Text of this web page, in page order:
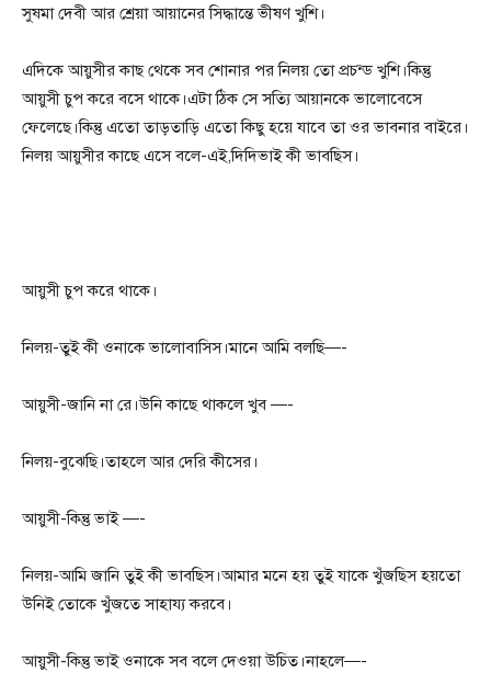
সুষমা দেবী আর শ্রেয়া আয়ানের সিদ্ধান্তে ভীষণ খুশি।
এদিকে আয়ুসীর কাছ থেকে সব শোনার পর নিলয় তো প্রচন্ড খুশি।কিন্তু
আয়ুসী চুপ করে বসে থাকে।এটা ঠিক সে সত্যি আয়ানকে ভালোবেসে
ফেলেছে।কিন্তু এতো তাড়তাড়ি এতো কিছু হয়ে যাবে তা ওর ভাবনার বাইরে।
নিলয় আয়ুসীর কাছে এসে বলে-এই,দিদিভাই কী ভাবছিস।
আয়ুসী চুপ করে থাকে।
নিলয়-তুই কী ওনাকে ভালোবাসিস।মানে আমি বলছি—-
আয়ুসী-জানি না রে।উনি কাছে থাকলে খুব —-
নিলয়-বুঝেছি।তাহলে আর দেরি কীসের।
আয়ুসী-কিন্তু ভাই —-
নিলয়-আমি জানি তুই কী ভাবছিস।আমার মনে হয় তুই যাকে খুঁজছিস হয়তো
উনিই তোকে খুঁজতে সাহায্য করবে।
আয়ুসী-কিন্তু ভাই ওনাকে সব বলে দেওয়া উচিত।নাহলে—-